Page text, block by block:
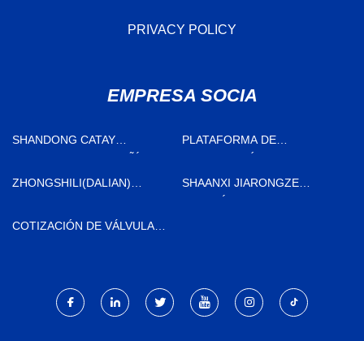
PRIVACY POLICY
EMPRESA SOCIA
SHANDONG CATAY
LIMITADO
PLATAFORMA DE
CHINA
ZHONGSHILI(DALIAN)
CO., LIMITADO
SHAANXI JIARONGZE
COTIZACIÓN DE VÁLVULA